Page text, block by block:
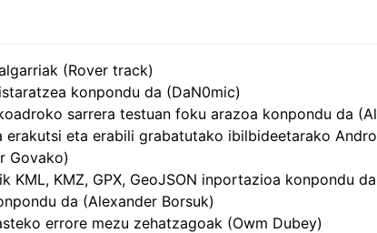
(Rover track)
konpondu da (DaN0mic)
sarrera testuan foku arazoa konpondu da
erakutsi eta erabili grabatutako ibilbideetarako
Govako)
KML, KMZ, GPX, GeoJSON inportazioa konpondu
da (Alexander Borsuk)
errore mezu zehatzagoak (Owm Dubey)